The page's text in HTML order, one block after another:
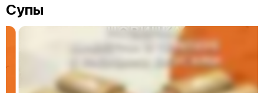
Супы